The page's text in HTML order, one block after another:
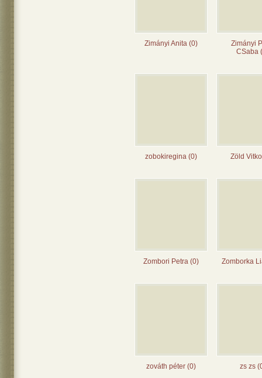
Zimányi Anita (0)
Zimányi
CSaba
zobokiregina (0) Zöld
Zombori Petra (0) Zomborka
zováth péter (0) zs zs